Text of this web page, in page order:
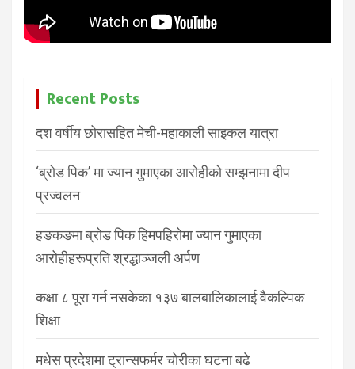
Recent Posts
दश वर्षीय छोरासहित मेची-महाकाली साइकल यात्रा
‘ब्रोड पिक’ मा ज्यान गुमाएका आरोहीको सम्झनामा दीप
प्रज्वलन
हङकङमा ब्रोड पिक हिमपहिरोमा ज्यान गुमाएका
आरोहीहरूप्रति श्रद्धाञ्जली अर्पण
कक्षा ८ पूरा गर्न नसकेका १३७ बालबालिकालाई वैकल्पिक
शिक्षा
मधेस प्रदेशमा ट्रान्सफर्मर चोरीका घटना बढे